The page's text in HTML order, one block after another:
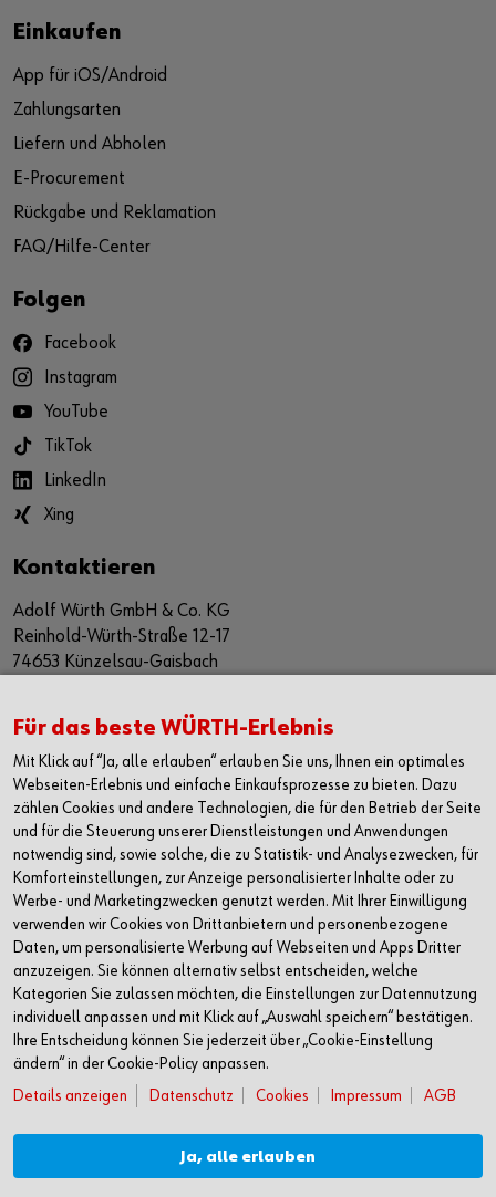
Einkaufen
App für iOS/Android
Zahlungsarten
Liefern und Abholen
E-Procurement
Rückgabe und Reklamation
FAQ/Hilfe-Center
Folgen
Facebook
Instagram
YouTube
TikTok
LinkedIn
Xing
Kontaktieren
Adolf Würth GmbH & Co. KG
Reinhold-Würth-Straße 12-17
74653 Künzelsau-Gaisbach
Alle Kontaktmöglichkeiten
+49 7940 15-2400
info@wuerth.com
Verkauf nur an Unternehmer, Gewerbetreibende, Freiberufler und öffentliche
Für das beste WÜRTH-Erlebnis
Mit Klick auf “Ja, alle erlauben“ erlauben Sie uns, Ihnen ein optimales
Webseiten-Erlebnis und einfache Einkaufsprozesse zu bieten. Dazu
zählen Cookies und andere Technologien, die für den Betrieb der Seite
und für die Steuerung unserer Dienstleistungen und Anwendungen
notwendig sind, sowie solche, die zu Statistik- und Analysezwecken, für
Komforteinstellungen, zur Anzeige personalisierter Inhalte oder zu
Werbe- und Marketingzwecken genutzt werden. Mit Ihrer Einwilligung
verwenden wir Cookies von Drittanbietern und personenbezogene
Daten, um personalisierte Werbung auf Webseiten und Apps Dritter
anzuzeigen. Sie können alternativ selbst entscheiden, welche
Kategorien Sie zulassen möchten, die Einstellungen zur Datennutzung
individuell anpassen und mit Klick auf „Auswahl speichern“ bestätigen.
Ihre Entscheidung können Sie jederzeit über „Cookie-Einstellung
ändern“ in der Cookie-Policy anpassen.
Details anzeigen
Datenschutz Cookies Impressum AGB
Ja, alle erlauben